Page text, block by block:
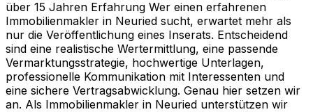
über 15 Jahren Erfahrung Wer einen erfahrenen
Immobilienmakler in Neuried sucht, erwartet mehr als
nur die Veröffentlichung eines Inserats. Entscheidend
sind eine realistische Wertermittlung, eine passende
Vermarktungsstrategie, hochwertige Unterlagen,
professionelle Kommunikation mit Interessenten und
eine sichere Vertragsabwicklung. Genau hier setzen wir
an. Als Immobilienmakler in Neuried unterstützen wir